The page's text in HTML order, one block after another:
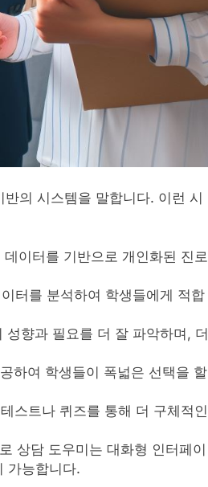
의 시스템을 말합니다. 이런 시
이터를 기반으로 개인화된 진로
터를 분석하여 학생들에게 적합
향과 필요를 더 잘 파악하며, 더
하여 학생들이 폭넓은 선택을 할
스트나 퀴즈를 통해 더 구체적인
상담 도우미는 대화형 인터페이
가능합니다.